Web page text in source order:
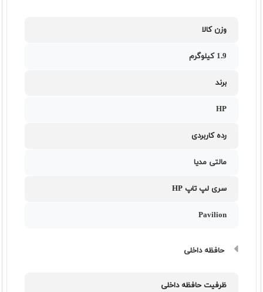
وزن کالا
1.9 کیلوگرم
برند
HP
رده کاربردی
مالتی مدیا
سری لپ تاپ HP
Pavilion
حافظه داخلی
ظرفیت حافظه داخلی